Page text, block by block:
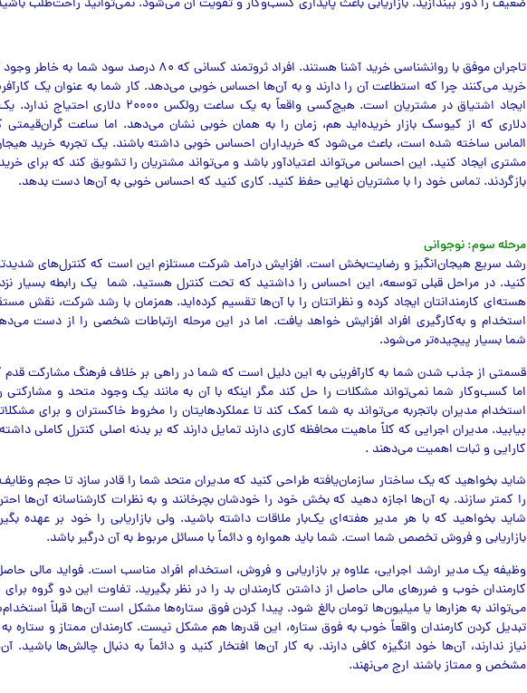
ضعیف را دور بیندازید. بازاریابی باعث پایداری کسب‌وکار و تقویت آن می‌شود. نمی‌توانید راحت‌طلب
تاجران موفق با روانشناسی خرید آشنا هستند. افراد ثروتمند کسانی که ۸۰ درصد
خرید می‌کنند چرا که استطاعت آن را دارند و به آن‌ها احساس خوبی می‌دهد. کار شما به عنوان یک
دلاری که از کیوسک بازار خریده‌اید هم، زمان را به همان خوبی نشان می‌دهد. اما ساعت گران‌قیمتی
الماس ساخته شده است، باعث می‌شود که خریداران احساس خوبی داشته باشند. یک تجربه خرید
مشتری ایجاد کنید. این احساس می‌تواند اعتیادآور باشد و می‌تواند مشتریان را تشویق کند که برای
بازگردند. تماس خود را با مشتریان نهایی حفظ کنید. کاری کنید که احساس خوبی به آن‌ها دست بدهد.
مرحله سوم: نوجوانی
رشد سریع هیجان‌انگیز و رضایت‌بخش است. افزایش درآمد شرکت مستلزم این است که کنترل‌های
کنید. در مراحل قبلی توسعه، این احساس را داشتید که تحت کنترل هستید. شما یک رابطه بسیار
هسته‌ای کارمندانتان ایجاد کرده و نظراتتان را با آن‌ها تقسیم کرده‌اید. همزمان با رشد شرکت، نقش
استخدام و به‌کارگیری افراد افزایش خواهد یافت. اما در این مرحله ارتباطات شخصی را از دست
شما بسیار پیچیده‌تر می‌شود.
قسمتی از جذب شدن شما به کارآفرینی به این دلیل است که شما در راهی بر خلاف فرهنگ مشارکت قدم
اما کسب‌وکار شما نمی‌تواند مشکلات را حل کند مگر اینکه با آن به مانند یک وجود متحد و مشارکتی
استخدام مدیران باتجربه می‌تواند به شما کمک کند تا عملکردهایتان را مخروط خاکستران و برای
بیابید. مدیران اجرایی که کلاً ماهیت محافظه کاری دارند تمایل دارند که بر بدنه اصلی کنترل کاملی
کارایی و ثبات اهمیت می‌دهند .
شاید بخواهید که یک ساختار سازمان‌یافته طراحی کنید که مدیران متحد شما را قادر سازد تا حجم
را کمتر سازند. به آن‌ها اجازه دهید که بخش خود را خودشان بچرخانند و به نظرات کارشناسانه آن‌ها
شاید بخواهید که با هر مدیر هفته‌ای یک‌بار ملاقات داشته باشید. ولی بازاریابی را خود بر عهده
بازاریابی و فروش تخصص شما است. شما باید همواره و دائماً با مسائل مربوط به آن درگیر باشد.
وظیفه یک مدیر ارشد اجرایی، علاوه بر بازاریابی و فروش، استخدام افراد مناسب است. فواید مالی
کارمندان خوب و ضررهای مالی حاصل از داشتن کارمندان بد را در نظر بگیرید. تفاوت این دو گروه
می‌تواند به هزارها یا میلیون‌ها تومان بالغ شود. پیدا کردن فوق ستاره‌ها مشکل است آن‌ها قبلاً
تبدیل کردن کارمندان واقعاً خوب به فوق ستاره، این قدرها هم مشکل نیست. کارمندان ممتاز و ستاره به
نیاز ندارند، آن‌ها خود انگیزه کافی دارند. به کار آن‌ها افتخار کنید و دائماً به دنبال چالش‌ها باشید.
مشخص و ممتاز باشند ارج می‌نهند.